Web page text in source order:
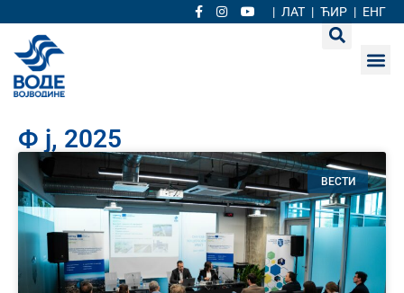
| ЛАТ | ЋИР | ЕНГ
Ф ј, 2025
ВЕСТИ